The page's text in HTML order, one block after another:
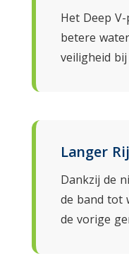
Het Deep
betere
veiligheid
Langer
Dankzij de
de band tot
de vorige